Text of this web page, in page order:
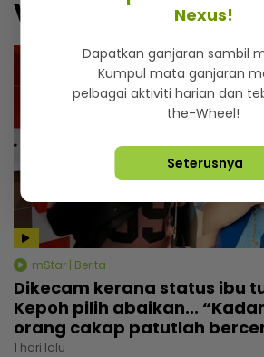
Video
mStar | Berita
Dikecam kerana status ibu
Kepoh pilih abaikan...
orang cakap patutlah
1 hari lalu
Nexus!
Dapatkan ganjaran sambil
Kumpul mata ganjaran
pelbagai aktiviti harian dan
the-Wheel!
Seterusnya